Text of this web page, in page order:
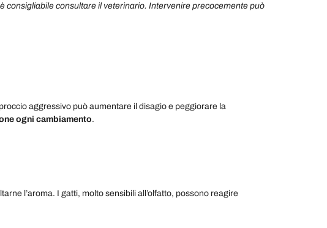
consigliabile consultare il veterinario. Intervenire precocemente può
aggressivo può aumentare il disagio e peggiorare la
ogni cambiamento.
l’aroma. I gatti, molto sensibili all’olfatto, possono reagire